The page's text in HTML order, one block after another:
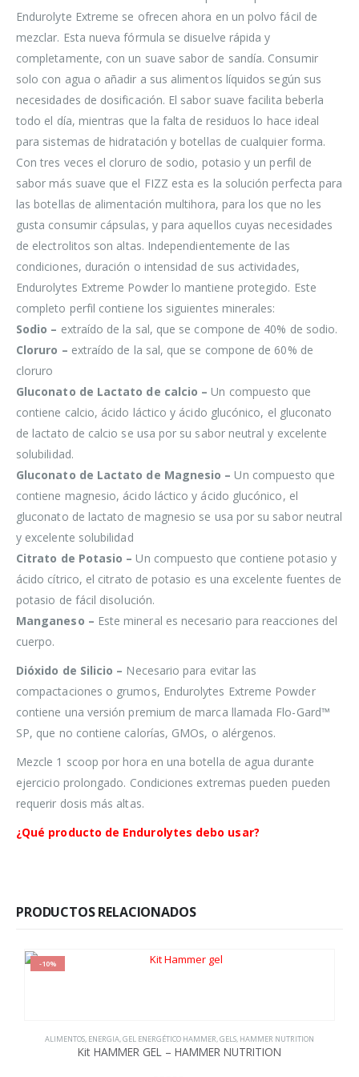
Endurolyte Extreme se ofrecen ahora en un polvo fácil de
mezclar. Esta nueva fórmula se disuelve rápida y
completamente, con un suave sabor de sandía. Consumir
solo con agua o añadir a sus alimentos líquidos según sus
necesidades de dosificación. El sabor suave facilita beberla
todo el día, mientras que la falta de residuos lo hace ideal
para sistemas de hidratación y botellas de cualquier forma.
Con tres veces el cloruro de sodio, potasio y un perfil de
sabor más suave que el FIZZ esta es la solución perfecta para
las botellas de alimentación multihora, para los que no les
gusta consumir cápsulas, y para aquellos cuyas necesidades
de electrolitos son altas. Independientemente de las
condiciones, duración o intensidad de sus actividades,
Endurolytes Extreme Powder lo mantiene protegido. Este
completo perfil contiene los siguientes minerales:
Sodio – extraído de la sal, que se compone de 40% de sodio.
Cloruro – extraído de la sal, que se compone de 60% de
cloruro
Gluconato de Lactato de calcio – Un compuesto que
contiene calcio, ácido láctico y ácido glucónico, el gluconato
de lactato de calcio se usa por su sabor neutral y excelente
solubilidad.
Gluconato de Lactato de Magnesio – Un compuesto que
contiene magnesio, ácido láctico y ácido glucónico, el
gluconato de lactato de magnesio se usa por su sabor neutral
y excelente solubilidad
Citrato de Potasio – Un compuesto que contiene potasio y
ácido cítrico, el citrato de potasio es una excelente fuentes de
potasio de fácil disolución.
Manganeso – Este mineral es necesario para reacciones del
cuerpo.
Dióxido de Silicio – Necesario para evitar las
compactaciones o grumos, Endurolytes Extreme Powder
contiene una versión premium de marca llamada Flo-Gard™
SP, que no contiene calorías, GMOs, o alérgenos.
Mezcle 1 scoop por hora en una botella de agua durante
ejercicio prolongado. Condiciones extremas pueden pueden
requerir dosis más altas.
¿Qué producto de Endurolytes debo usar?
PRODUCTOS RELACIONADOS
-10%
ALIMENTOS, ENERGIA,GEL ENERGÉTICO HAMMER,GELS, HAMMER NUTRITION
Kit HAMMER GEL – HAMMER NUTRITION